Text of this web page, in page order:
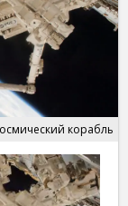
корабль